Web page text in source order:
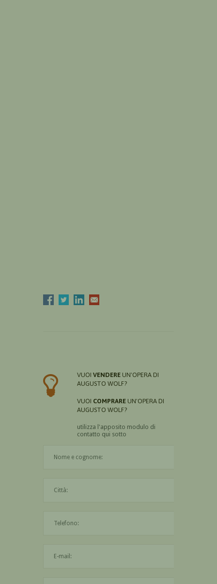
VUOI VENDERE UN'OPERA DI
AUGUSTO WOLF?
VUOI COMPRARE UN'OPERA DI
AUGUSTO WOLF?
utilizza l'apposito modulo di
contatto qui sotto